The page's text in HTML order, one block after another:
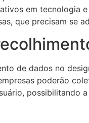
em tecnologia
que precisam se
de dados no
poderão
possibilitando